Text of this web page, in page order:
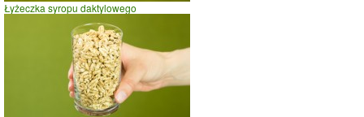
Łyżeczka syropu daktylowego